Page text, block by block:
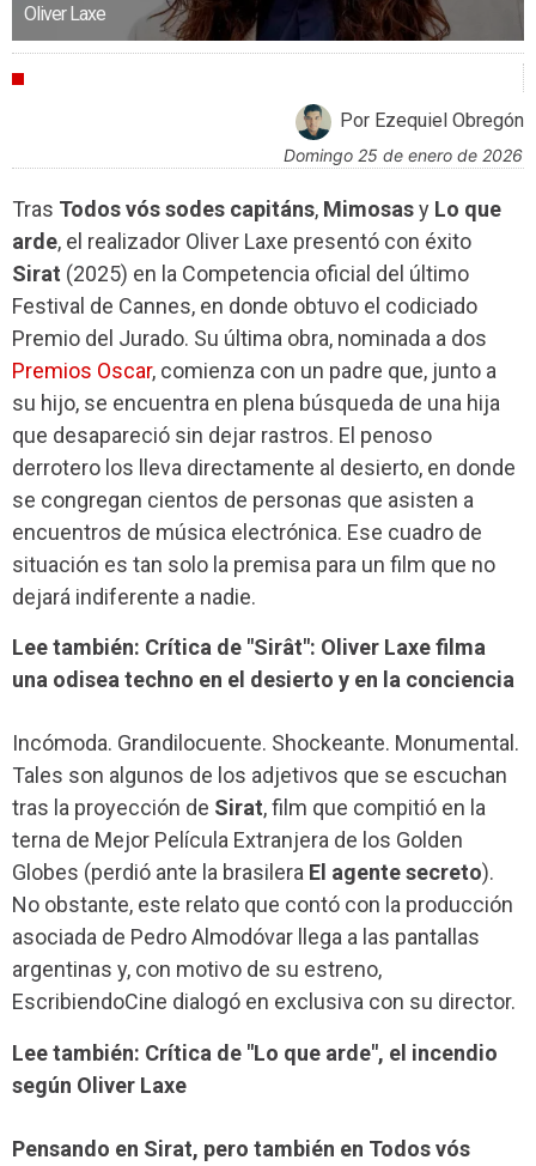
Oliver Laxe
Por Ezequiel Obregón
domingo 25 de enero de 2026
Tras Todos vós sodes capitáns, Mimosasy Lo que
arde, el realizador Oliver Laxe presentó con éxito
Sirat (2025) en la Competencia oficial del último
Festival de Cannes, en donde obtuvo el codiciado
Premio del Jurado. Su última obra, nominada a dos
Premios Oscar, comienza con un padre que, junto a
su hijo, se encuentra en plena búsqueda de una hija
que desapareció sin dejar rastros. El penoso
derrotero los lleva directamente al desierto, en donde
se congregan cientos de personas que asisten a
encuentros de música electrónica. Ese cuadro de
situación es tan solo la premisa para un film que no
dejará indiferente a nadie.
Lee también: Crítica de "Sirât": Oliver Laxe filma
una odisea techno en el desierto y en la conciencia
Incómoda. Grandilocuente. Shockeante. Monumental.
Tales son algunos de los adjetivos que se escuchan
tras la proyección de Sirat, film que compitió en la
terna de Mejor Película Extranjera de los Golden
Globes (perdió ante la brasilera El agente secreto).
No obstante, este relato que contó con la producción
asociada de Pedro Almodóvar llega a las pantallas
argentinas y, con motivo de su estreno,
EscribiendoCine dialogó en exclusiva con su director.
Lee también: Crítica de "Lo que arde", el incendio
según Oliver Laxe
Pensando en Sirat, pero también en Todos vós